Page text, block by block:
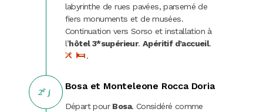
labyrinthe de rues pavées, parsemé de
fiers monuments et de musées.
Continuation vers Sorso et installation à
l’hôtel 3*supérieur. Apéritif d’accueil.
.
2e j
Bosa et Monteleone Rocca Doria
Départ pour Bosa. Considéré comme